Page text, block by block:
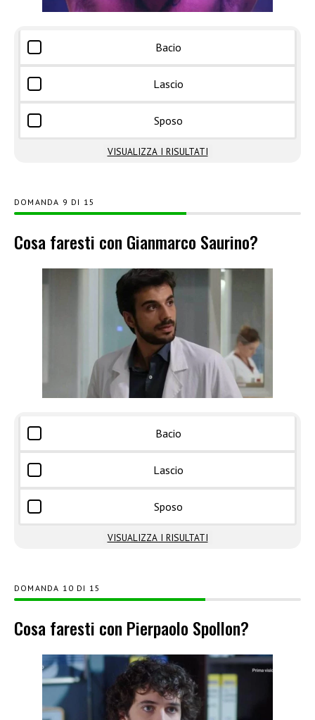
Bacio
Lascio
Sposo
VISUALIZZA I RISULTATI
DOMANDA DI 15
Cosa faresti con Gianmarco Saurino?
Bacio
Lascio
Sposo
VISUALIZZA I RISULTATI
DOMANDA DI 15
Cosa faresti con Pierpaolo Spollon?